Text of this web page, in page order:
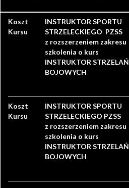
Koszt
Kursu
INSTRUKTOR SPORTU
STRZELECKIEGO PZSS
z rozszerzeniem zakresu
szkolenia o kurs
INSTRUKTOR STRZELAŃ
BOJOWYCH
Koszt
Kursu
INSTRUKTOR SPORTU
STRZELECKIEGO PZSS
z rozszerzeniem zakresu
szkolenia o kurs
INSTRUKTOR STRZELAŃ
BOJOWYCH